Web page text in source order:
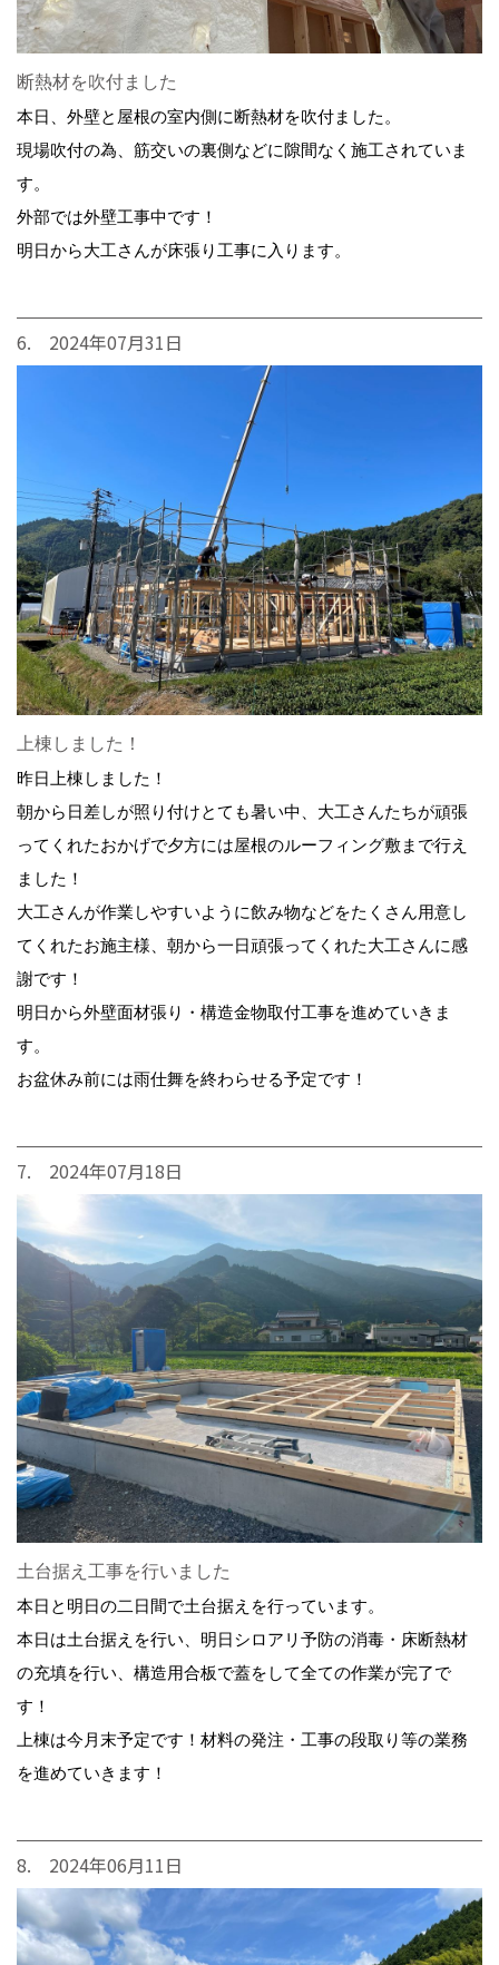
断熱材を吹付ました
本日、外壁と屋根の室内側に断熱材を吹付ました。
現場吹付の為、筋交いの裏側などに隙間なく施工されていま
す。
外部では外壁工事中です！
明日から大工さんが床張り工事に入ります。
6. 2024年07月31日
上棟しました！
昨日上棟しました！
朝から日差しが照り付けとても暑い中、大工さんたちが頑張
ってくれたおかげで夕方には屋根のルーフィング敷まで行え
ました！
大工さんが作業しやすいように飲み物などをたくさん用意し
てくれたお施主様、朝から一日頑張ってくれた大工さんに感
謝です！
明日から外壁面材張り・構造金物取付工事を進めていきま
す。
お盆休み前には雨仕舞を終わらせる予定です！
7. 2024年07月18日
土台据え工事を行いました
本日と明日の二日間で土台据えを行っています。
本日は土台据えを行い、明日シロアリ予防の消毒・床断熱材
の充填を行い、構造用合板で蓋をして全ての作業が完了で
す！
上棟は今月末予定です！材料の発注・工事の段取り等の業務
を進めていきます！
8. 2024年06月11日